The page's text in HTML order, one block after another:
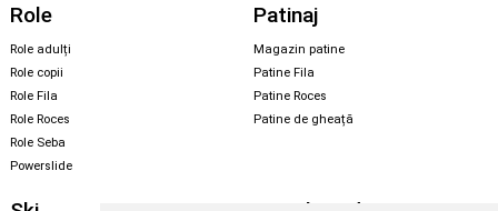
Role
Role adulți
Role copii
Role Fila
Role Roces
Role Seba
Powerslide
Patinaj
Magazin patine
Patine Fila
Patine Roces
Patine de gheață